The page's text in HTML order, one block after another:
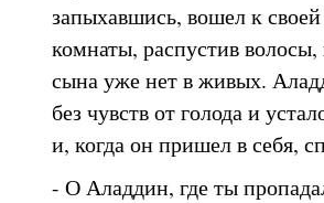
запыхавшись, вошел к
комнаты, распустив
сына уже нет в живых.
без чувств от голода и
и, когда он пришел в себя,
- О Аладдин, где ты